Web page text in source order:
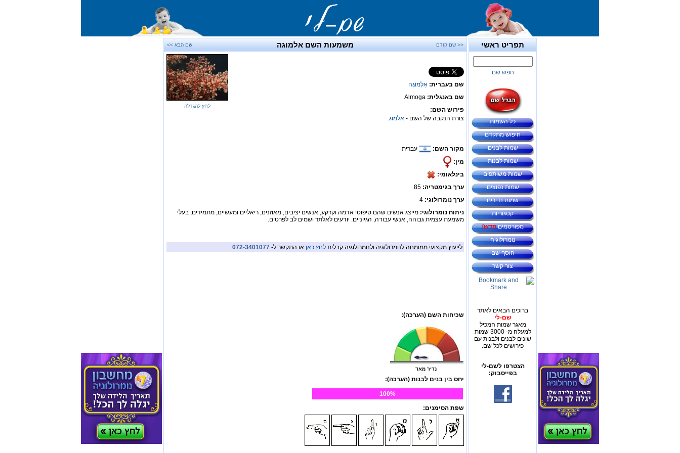
תפריט ראשי
חפש שם
כל השמות
חיפוש מתקדם
שמות לבנים
שמות לבנות
שמות משותפים
שמות נפוצים
שמות נדירים
קטגוריות
מפורסמיםחדש!
נומרולוגיה
הוסף שם
צור קשר
ברוכים הבאים לאתר
שם-לי
מאגר שמות המכיל
למעלה מ- 3000 שמות
שונים לבנים ולבנות עם
פירושים לכל שם.
הצטרפו לשם-לי
בפייסבוק:
<< שם קודם משמעות השם אלמוגה שם הבא >>
שם בעברית: אַלְמוֹגָה
שם באנגלית: Almoga
פירוש השם:
צורת הנקבה של השם - אלמוג.
מקור השם:
עברית
מין:
בינלאומי:
ערך בגימטריה:
ערך נומרולוגי: 4
לחץ להגדלה
ניתוח נומרולוגי: מייצג אנשים שהם טיפוסי אדמה וקרקע, אנשים יציבים, מאוזנים, ריאליים ומעשיים, מתמידים, בעלי
משמעת עצמית גבוהה, אנשי עבודה, הגיוניים. יודעים לאלתר ושמים לב לפרטים.
לייעוץ מקצועי ממומחה לנומרולוגיה ולנומרולוגיה קבלית לחץ כאן או התקשר ל- 072-3401077
.
שכיחות השם (הערכה):
נדיר מאד
יחס בין בנים לבנות (הערכה):
100%
שפת הסימנים: